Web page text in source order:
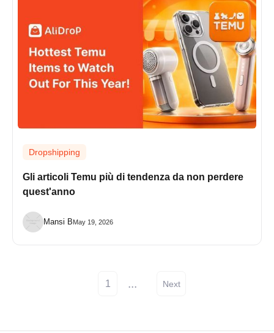
Dropshipping
Gli articoli Temu più di tendenza da non perdere
quest'anno
Mansi BMay 19, 2026
1 ... Next